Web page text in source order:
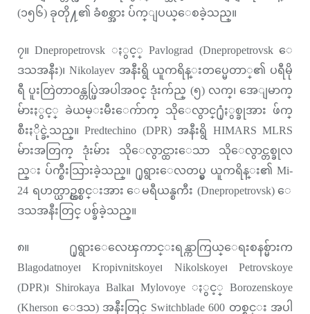
(၁၅၆) ခုတို႔၏ ခံစစ္အား ပ်က္ျပယ္ေစခဲ့သည္။
၇။ Dnepropetrovsk ႏွင့္ Pavlograd (Dnepropetrovsk ေ
ဒသအနီး)၊ Nikolayev အနီးရွိ ယူကရိန္းတပ္မေတာ္၏ ပရီမို
ရီ ပူးတြဲတာဝန္တပ္ဖြဲအပါအဝင္ ဒုံးက်ည္ (၅) လက္၊ အေျမာက္
မ်ားႏွင့္ ခဲယမ္းမီးေက်ာက္ သိုေလွာင္႐ုံႏွစ္ခုအား ဖ်က္
စီးႏိုင္ခဲ့သည္။ Predtechino (DPR) အနီးရွိ HIMARS MLRS
မ်ားအတြက္ ဒုံးမ်ား သိုေလွာင္ထားေသာ သိုေလွာင္တစ္ခုလ
ည္း ပ်က္စီးသြားခဲ့သည္။ ႐ုရွားေလတပ္မွ ယူကရိန္း၏ Mi-
24 ရဟတ္ယာဥ္တစ္စင္းအား ေမရီယန္စကီး (Dnepropetrovsk) ေ
ဒသအနီးတြင္ ပစ္ခ်ခဲ့သည္။
၈။ ႐ုရွားေလေၾကာင္းရန္ကာကြယ္ေရးစနစ္မ်ားက
Blagodatnoye၊ Kropivnitskoye၊ Nikolskoye၊ Petrovskoye
(DPR)၊ Shirokaya Balka၊ Mylovoye ႏွင့္ Borozenskoye
(Kherson ေဒသ) အနီးတြင္ Switchblade 600 တစ္စင္း အပါ